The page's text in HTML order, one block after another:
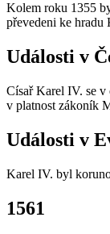
Kolem roku 1355
převedeni ke hradu
Události v
Císař Karel IV. se v
v platnost zákoník
Události v
Karel IV. byl
1561